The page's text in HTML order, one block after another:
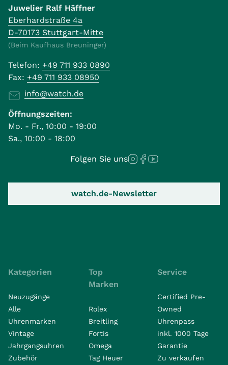
Juwelier Ralf Häffner
Eberhardstraße 4a
D-70173 Stuttgart-Mitte
(Beim Kaufhaus Breuninger)
Telefon: +49 711 933 0890
Fax: +49 711 933 08950
info@watch.de
Öffnungszeiten:
Mo. - Fr., 10:00 - 19:00
Sa., 10:00 - 18:00
Folgen Sie uns
watch.de-Newsletter
Kategorien
Neuzugänge
Alle
Uhrenmarken
Vintage
Jahrgangsuhren
Zubehör
Top
Marken
Rolex
Breitling
Fortis
Omega
Tag Heuer
Service
Certified Pre-
Owned
Uhrenpass
inkl. 1000 Tage
Garantie
Zu verkaufen